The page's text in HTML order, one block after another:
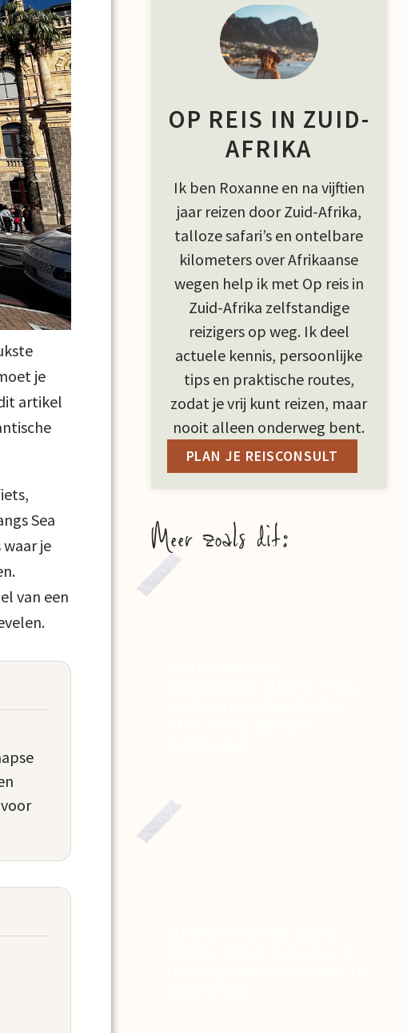
je
artikel
Sea
je
van een
OP REIS IN ZUID-
AFRIKA
Ik ben Roxanne en na vijftien
jaar reizen door Zuid-Afrika,
talloze safari’s en ontelbare
kilometers over Afrikaanse
wegen help ik met Op reis in
Zuid-Afrika zelfstandige
reizigers op weg. Ik deel
actuele kennis, persoonlijke
tips en praktische routes,
zodat je vrij kunt reizen, maar
nooit alleen onderweg bent.
PLAN JE REISCONSULT
Meer zoals dit: